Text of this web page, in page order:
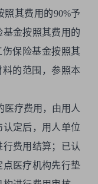
其费用的90%予
金按照其费用的
保险基金按照其
料的范围，参照本
医疗费用，由用人
定后，用人单位
费用结算；已认
点医疗机构先行垫